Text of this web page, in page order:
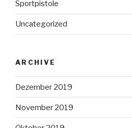
Sportpistole
Uncategorized
ARCHIVE
Dezember 2019
November 2019